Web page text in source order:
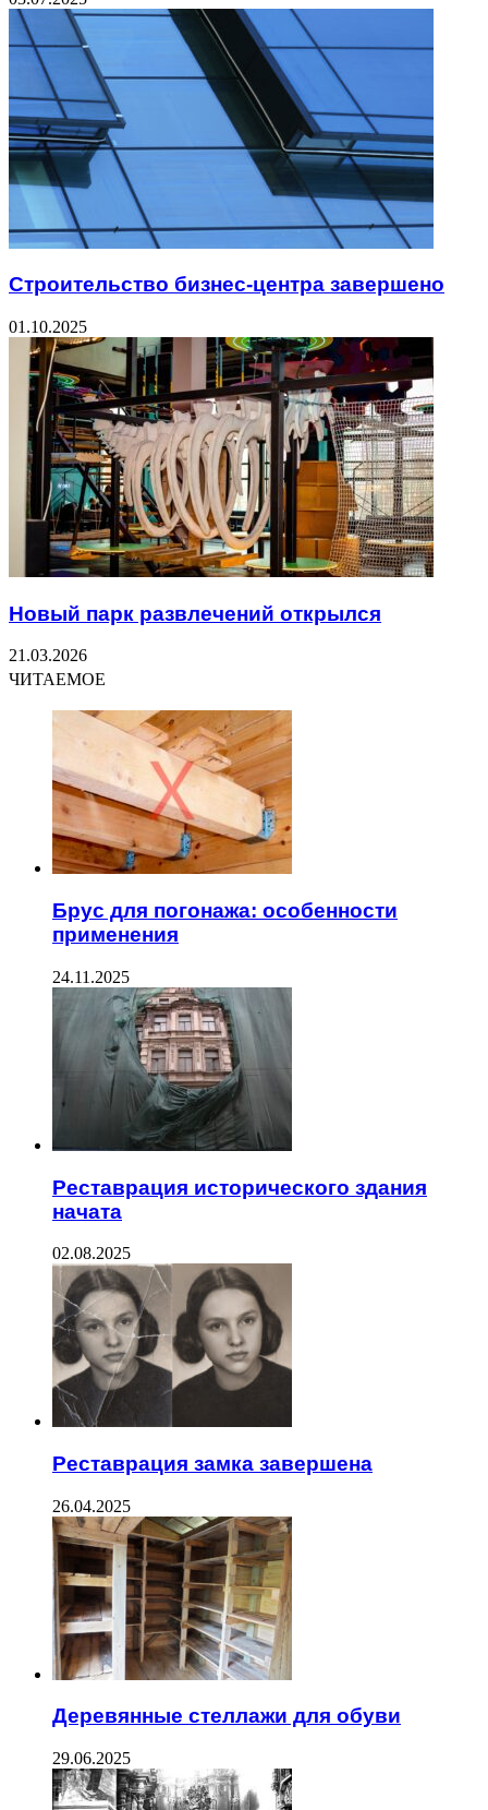
Строительство бизнес-центра завершено
01.10.2025
Новый парк развлечений открылся
21.03.2026
ЧИТАЕМОЕ
Брус для погонажа: особенности
применения
24.11.2025
Реставрация исторического здания
начата
02.08.2025
Реставрация замка завершена
26.04.2025
Деревянные стеллажи для обуви
29.06.2025